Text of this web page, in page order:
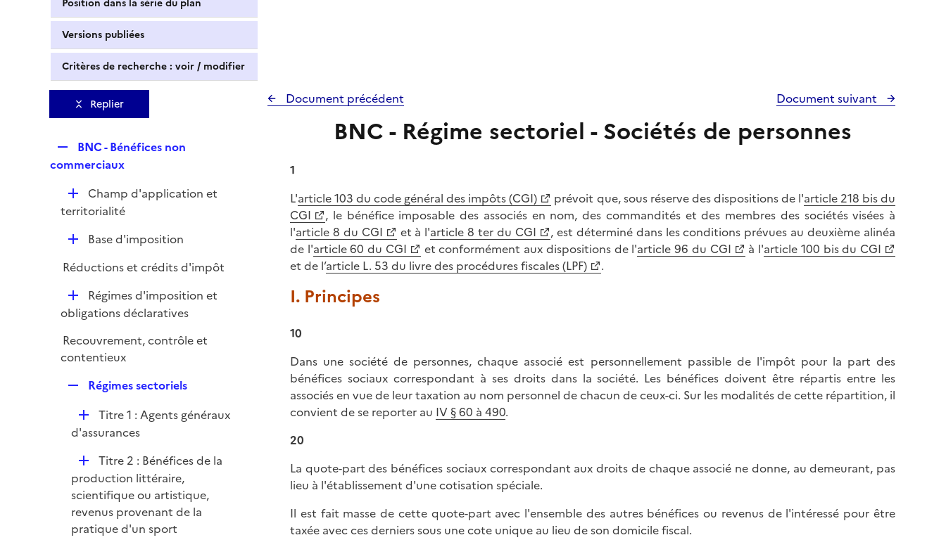
Position dans la série du plan
Versions publiées
Critères de recherche : voir / modifier
Replier
e
l
i
e
r
BNC - Bénéfices non
commerciaux
D
é
i
e
Champ d'application et
territorialité
D
p
e
r
Base d'imposition
Réductions et crédits d'impôt
D
é
l
i
Régimes d'imposition et
obligations déclaratives
Recouvrement, contrôle et
contentieux
p
l
i
e
r
Régimes sectoriels
D
é
i
e
r
Titre 1 : Agents généraux
d'assurances
D
é
p
l
i
Titre 2 : Bénéfices de la
production littéraire,
scientifique ou artistique,
revenus provenant de la
pratique d'un sport
Document précédent Document suivant
BNC - Régime sectoriel - Sociétés de personnes
1
L'article 103 du code général des impôts (CGI) prévoit que, sous réserve des dispositions de l'article 218 bis du
CGI
, le bénéfice imposable des associés en nom, des commandités et des membres des sociétés visées à
l'article 8 du CGI et à l'article 8 ter du CGI
, est déterminé dans les conditions prévues au deuxième alinéa
de l'article 60 du CGI et conformément aux dispositions de l'article 96 du CGI à l'article 100 bis du CGI
et de l’article L. 53 du livre des procédures fiscales (LPF) .
I. Principes
10
Dans une société de personnes, chaque associé est personnellement passible de l'impôt pour la part des
bénéfices sociaux correspondant à ses droits dans la société. Les bénéfices doivent être répartis entre les
associés en vue de leur taxation au nom personnel de chacun de ceux-ci. Sur les modalités de cette répartition, il
convient de se reporter au IV § 60 à 490.
20
La quote-part des bénéfices sociaux correspondant aux droits de chaque associé ne donne, au demeurant, pas
lieu à l'établissement d'une cotisation spéciale.
Il est fait masse de cette quote-part avec l'ensemble des autres bénéfices ou revenus de l'intéressé pour être
taxée avec ces derniers sous une cote unique au lieu de son domicile fiscal.